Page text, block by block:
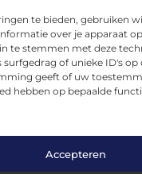
te bieden, gebruiken
over je apparaat
te stemmen met deze
surfgedrag of unieke ID's op
geeft of uw
hebben op bepaalde
Accepteren
inspirerende verhalen en
aanbod aan blogs en
ontdekkingen, allemaal